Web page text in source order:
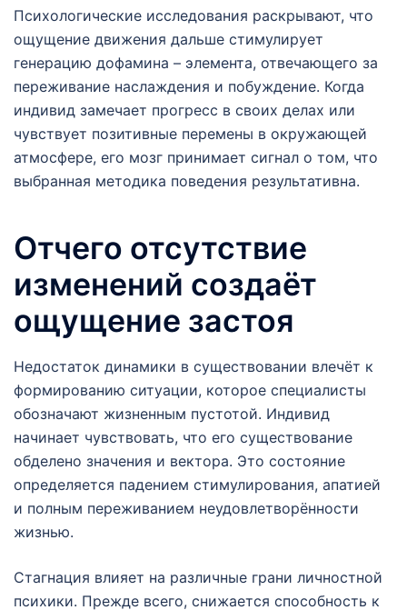
Психологические исследования раскрывают, что
ощущение движения дальше стимулирует
генерацию дофамина – элемента, отвечающего за
переживание наслаждения и побуждение. Когда
индивид замечает прогресс в своих делах или
чувствует позитивные перемены в окружающей
атмосфере, его мозг принимает сигнал о том, что
выбранная методика поведения результативна.
Отчего отсутствие
изменений создаёт
ощущение застоя
Недостаток динамики в существовании влечёт к
формированию ситуации, которое специалисты
обозначают жизненным пустотой. Индивид
начинает чувствовать, что его существование
обделено значения и вектора. Это состояние
определяется падением стимулирования, апатией
и полным переживанием неудовлетворённости
жизнью.
Стагнация влияет на различные грани личностной
психики. Прежде всего, снижается способность к